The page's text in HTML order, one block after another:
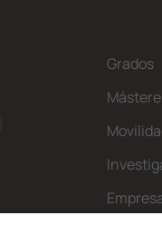
Grados